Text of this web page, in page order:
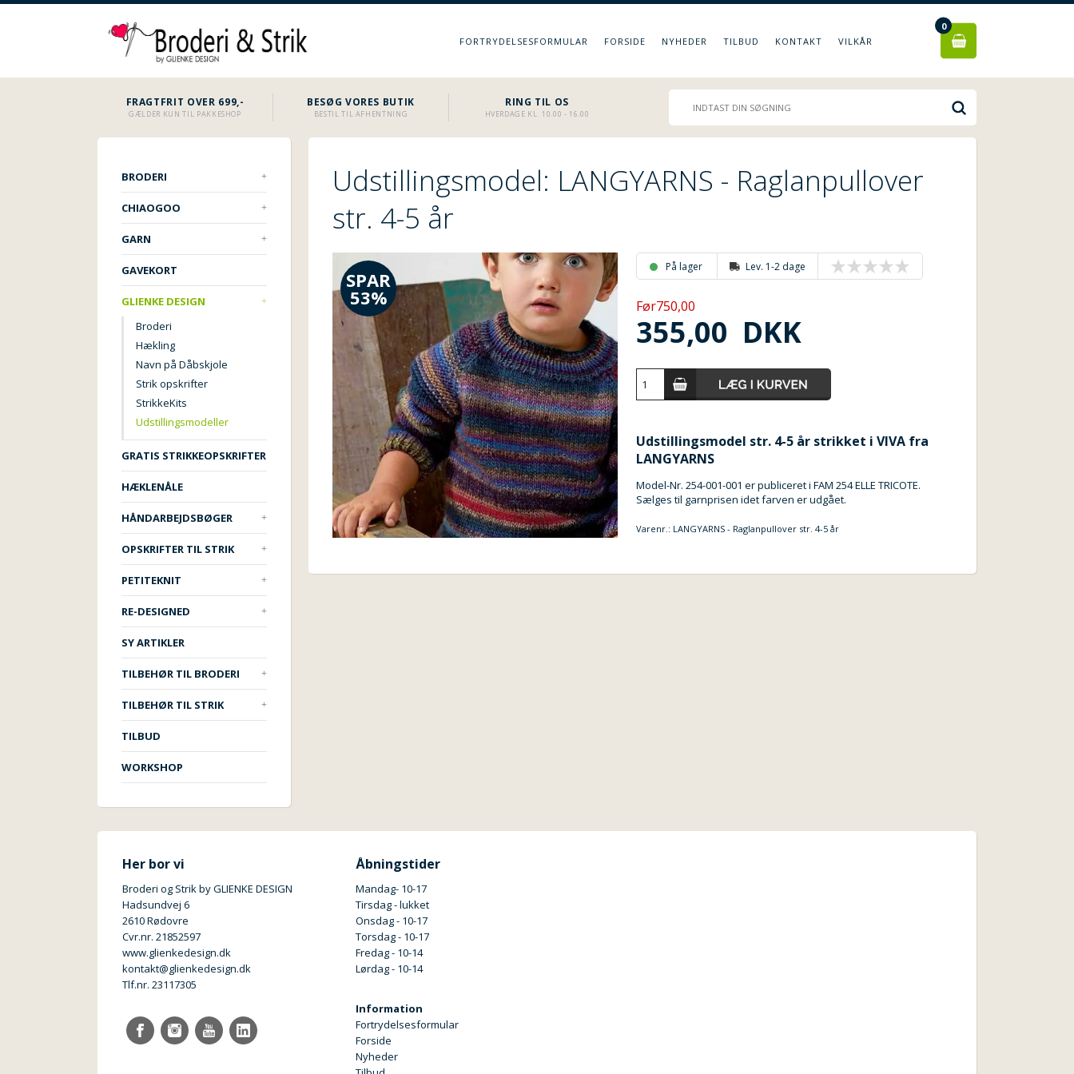
FORTRYDELSESFORMULAR FORSIDE NYHEDER TILBUD KONTAKT VILKÅR
0
FRAGTFRIT OVER 699,-
GÆLDER KUN TIL PAKKESHOP
BESØG VORES BUTIK
BESTIL TIL AFHENTNING
RING TIL OS
HVERDAGE KL. 10.00 - 16.00
BRODERI
CHIAOGOO
GARN
GAVEKORT
GLIENKE DESIGN
Broderi
Hækling
Navn på Dåbskjole
Strik opskrifter
StrikkeKits
Udstillingsmodeller
GRATIS STRIKKEOPSKRIFTER
HÆKLENÅLE
HÅNDARBEJDSBØGER
OPSKRIFTER TIL STRIK
PETITEKNIT
RE-DESIGNED
SY ARTIKLER
TILBEHØR TIL BRODERI
TILBEHØR TIL STRIK
TILBUD
WORKSHOP
Udstillingsmodel: LANGYARNS - Raglanpullover
str. 4-5 år
SPAR
53%
På lager Lev. 1-2 dage
Før750,00
355,00 DKK
Udstillingsmodel str. 4-5 år strikket i VIVA fra
LANGYARNS
Model-Nr. 254-001-001 er publiceret i FAM 254 ELLE TRICOTE.
Sælges til garnprisen idet farven er udgået.
Varenr.: LANGYARNS - Raglanpullover str. 4-5 år
Her bor vi
Broderi og Strik by GLIENKE DESIGN
Hadsundvej 6
2610 Rødovre
Cvr.nr. 21852597
www.glienkedesign.dk
kontakt@glienkedesign.dk
Tlf.nr. 23117305
Åbningstider
Mandag- 10-17
Tirsdag - lukket
Onsdag - 10-17
Torsdag - 10-17
Fredag - 10-14
Lørdag - 10-14
Information
Fortrydelsesformular
Forside
Nyheder